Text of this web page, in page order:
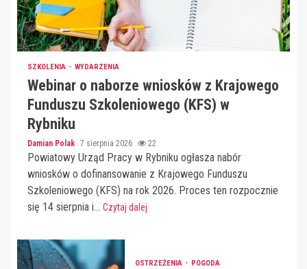
SZKOLENIA WYDARZENIA
Webinar o naborze wniosków z Krajowego
Funduszu Szkoleniowego (KFS) w
Rybniku
Damian Polak 7 sierpnia 2026 22
Powiatowy Urząd Pracy w Rybniku ogłasza nabór
wniosków o dofinansowanie z Krajowego Funduszu
Szkoleniowego (KFS) na rok 2026. Proces ten rozpocznie
się 14 sierpnia i... Czytaj dalej
OSTRZEŻENIA POGODA